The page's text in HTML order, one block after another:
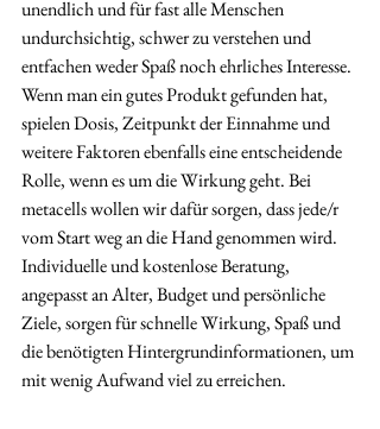
unendlich und für fast alle Menschen
undurchsichtig, schwer zu verstehen und
entfachen weder Spaß noch ehrliches Interesse.
Wenn man ein gutes Produkt gefunden hat,
spielen Dosis, Zeitpunkt der Einnahme und
weitere Faktoren ebenfalls eine entscheidende
Rolle, wenn es um die Wirkung geht. Bei
metacells wollen wir dafür sorgen, dass jede/r
vom Start weg an die Hand genommen wird.
Individuelle und kostenlose Beratung,
angepasst an Alter, Budget und persönliche
Ziele, sorgen für schnelle Wirkung, Spaß und
die benötigten Hintergrundinformationen, um
mit wenig Aufwand viel zu erreichen.